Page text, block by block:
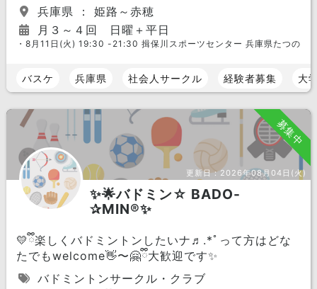
兵庫県 ： 姫路～赤穂
月３～４回 日曜＋平日
・8月11日(火) 19:30 -21:30 揖保川スポーツセンター 兵庫県たつの市
バスケ 兵庫県 社会人サークル 経験者募集 大
募集中
更新日：2026年08月04日(火)
✨🌟バドミン☆ BADO-
✰MIN®✨
💛ྀི楽しくバドミントンしたいナ♬.*ﾟって方はどな
たでもwelcome👋〜🤗ྀི大歓迎です✨
バドミントンサークル・クラブ